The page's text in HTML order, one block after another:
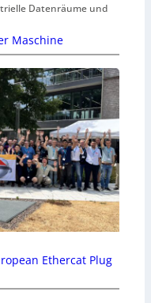
Datenräume und
Maschine
Ethercat Plug